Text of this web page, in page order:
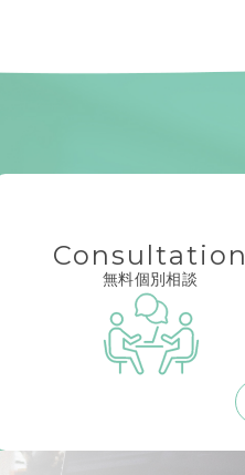
Consultation
無料個別相談